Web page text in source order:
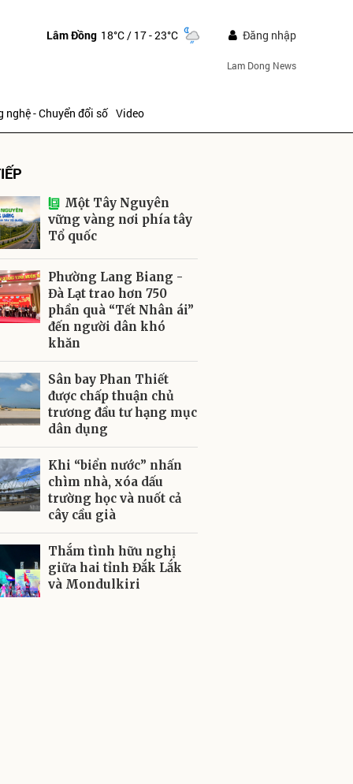
Lâm Đồng 18°C/ 17 - 23°C Đăng nhập
Lam Dong News
nghệ - Chuyển đổi số Video
Một Tây Nguyên
vững vàng nơi phía tây
Tổ quốc
Phường Lang Biang -
Đà Lạt trao hơn 750
phần quà “Tết Nhân ái”
đến người dân khó
khăn
Sân bay Phan Thiết
được chấp thuận chủ
trương đầu tư hạng mục
dân dụng
Khi “biển nước” nhấn
chìm nhà, xóa dấu
trường học và nuốt cả
cây cầu già
Thắm tình hữu nghị
giữa hai tỉnh Đắk Lắk
và Mondulkiri